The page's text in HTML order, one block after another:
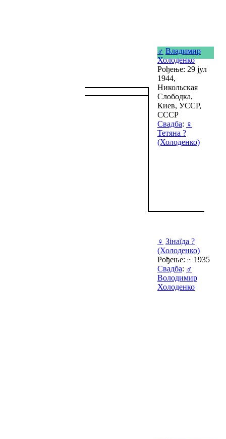
♂ Владимир
Холоденко
Рођење: 29 јул
1944,
Никольская
Слободка,
Киев, УССР,
СССР
Свадба: ♀
Тетяна ?
(Холоденко)
♀ Зінаїда ?
(Холоденко)
Рођење: ~ 1935
Свадба: ♂
Володимир
Холоденко